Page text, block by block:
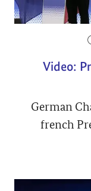
Video:
German
french